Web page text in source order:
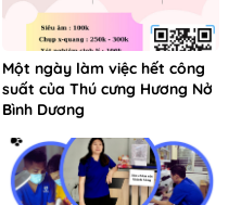
Một ngày làm việc hết công
suất của Thú cưng Hương Nở
Bình Dương